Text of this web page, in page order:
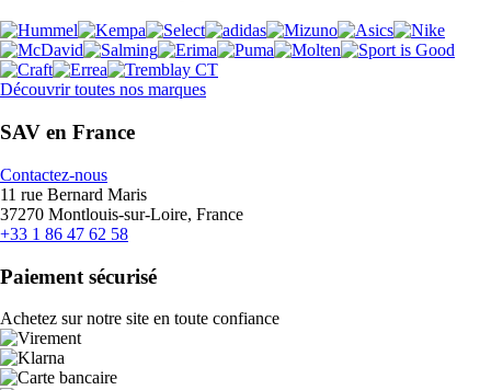
Découvrir toutes nos marques
SAV en France
Contactez-nous
11 rue Bernard Maris
37270 Montlouis-sur-Loire, France
+33 1 86 47 62 58
Paiement sécurisé
Achetez sur notre site en toute confiance